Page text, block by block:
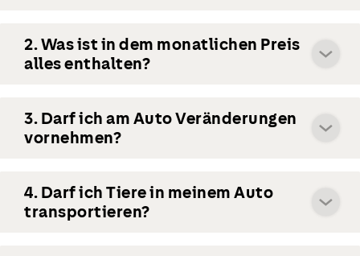
2. Was ist in dem monatlichen Preis
alles enthalten?
3. Darf ich am Auto Veränderungen
vornehmen?
4. Darf ich Tiere in meinem Auto
transportieren?